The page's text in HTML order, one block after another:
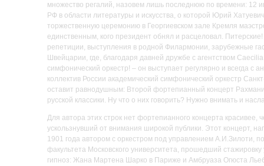
множество регалий, назовем лишь последнюю по времени: 12
РФ в области литературы и искусства, о которой Юрий
торжественную церемонию в Георгиевском зале Кремля
единственным, кого президент обнял и расцеловал.
репетиции, выступления в родной Филармонии, зарубежные
Швейцарии, где, благодаря давней дружбе с агентством
симфонический оркестр! – он выступает регулярно и всегда
коллектив России академический симфонический оркестр
оставит равнодушным: Второй фортепианный концерт
русской классики. Ну что о них говорить? Нужно внимать и
Для автора этих строк нет фортепианного концерта
ускользнувший от внимания широкой публики. Этот концерт,
1901 года автором с оркестром под управлением А.И.Зилоти,
факультета Московского университета, прошедший
гипноз: Жана Мартена Шарко в Париже и Амбруаза Огюста